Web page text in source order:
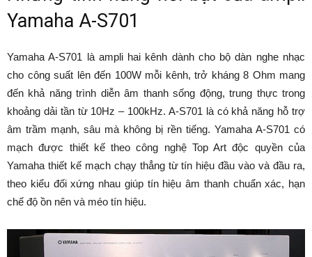
Yamaha A-S701
Yamaha A-S701 là ampli hai kênh dành cho bộ dàn nghe nhạc
cho công suất lên đến 100W mỗi kênh, trở kháng 8 Ohm mang
đến khả năng trình diễn âm thanh sống động, trung thực trong
khoảng dải tần từ 10Hz – 100kHz. A-S701 là có khả năng hỗ trợ
âm trầm mạnh, sâu mà không bị rền tiếng. Yamaha A-S701 có
mạch được thiết kế theo công nghệ Top Art độc quyền của
Yamaha thiết kế mạch chạy thẳng từ tín hiệu đầu vào và đầu ra,
theo kiểu đối xứng nhau giúp tín hiệu âm thanh chuẩn xác, hạn
chế độ ồn nên và méo tín hiệu.